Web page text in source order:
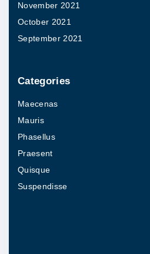
November 2021
October 2021
September 2021
Categories
Maecenas
Mauris
Phasellus
Praesent
Quisque
Suspendisse